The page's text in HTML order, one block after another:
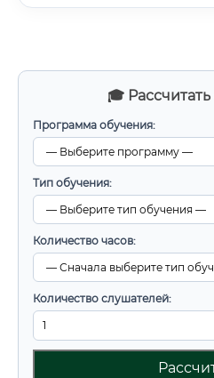
🎓
Программа обучения:
Тип обучения:
Количество часов:
Количество слушателей: